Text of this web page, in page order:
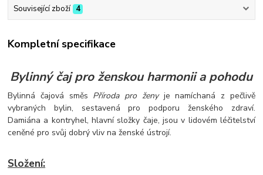
Související zboží 4
Kompletní specifikace
Bylinný čaj pro ženskou harmonii a pohodu
Bylinná čajová směs Příroda pro ženyje namíchaná z pečlivě
vybraných bylin, sestavená pro podporu ženského zdraví.
Damiána a kontryhel, hlavní složky čaje, jsou v lidovém léčitelství
ceněné pro svůj dobrý vliv na ženské ústrojí.
Složení: